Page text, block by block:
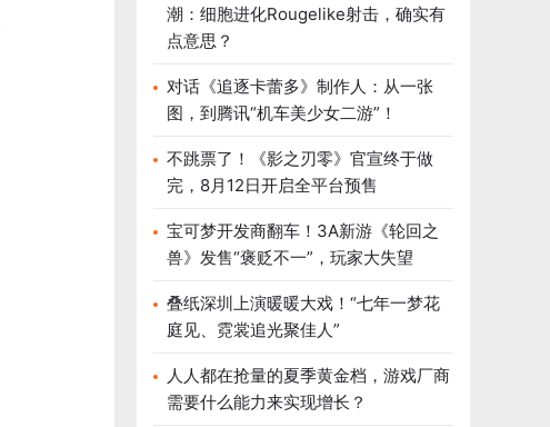
潮：细胞进化Rougelike射击，确实有
点意思？
对话《追逐卡蕾多》制作人：从一张
图，到腾讯“机车美少女二游”！
不跳票了！《影之刃零》官宣终于做
完，8月12日开启全平台预售
宝可梦开发商翻车！3A新游《轮回之
兽》发售“褒贬不一”，玩家大失望
叠纸深圳上演暖暖大戏！“七年一梦花
庭见、霓裳追光聚佳人”
人人都在抢量的夏季黄金档，游戏厂商
需要什么能力来实现增长？